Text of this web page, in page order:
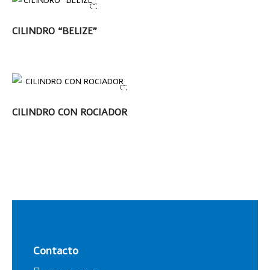
LEER MÁS
CILINDRO “BELIZE”
LEER MÁS
CILINDRO CON ROCIADOR
Contacto